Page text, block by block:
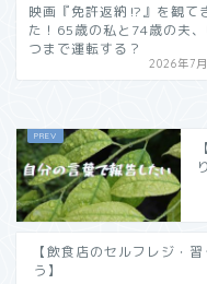
映画『免許返納⁉︎』を観て
た！65歳の私と74歳の夫、
つまで運転する？
2026年7
【飲食店のセルフレジ・
う】